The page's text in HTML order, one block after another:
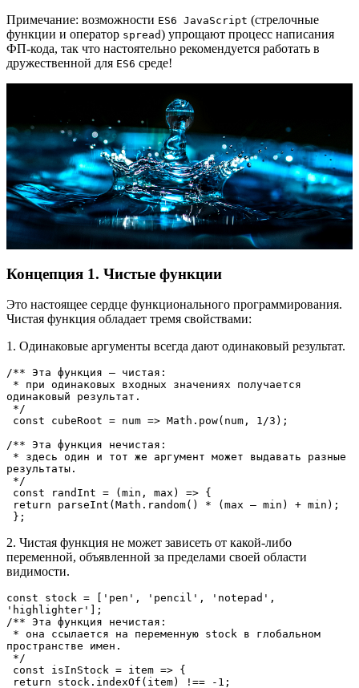
Примечание: возможности ES6 JavaScript (стрелочные
функции и оператор spread) упрощают процесс написания
ФП-кода, так что настоятельно рекомендуется работать в
дружественной для ES6 среде!
Концепция 1. Чистые функции
Это настоящее сердце функционального программирования.
Чистая функция обладает тремя свойствами:
1. Одинаковые аргументы всегда дают одинаковый результат.
/** Эта функция — чистая:
одинаковый результат.
/** Эта функция нечистая:
результаты.
};
2. Чистая функция не может зависеть от какой-либо
переменной, объявленной за пределами своей области
видимости.
const stock = ['pen', 'pencil', 'notepad',
'highlighter'];
/** Эта функция нечистая:
пространстве имен.